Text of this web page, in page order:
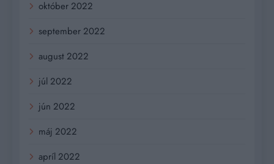
október 2022
september 2022
august 2022
júl 2022
jún 2022
máj 2022
apríl 2022